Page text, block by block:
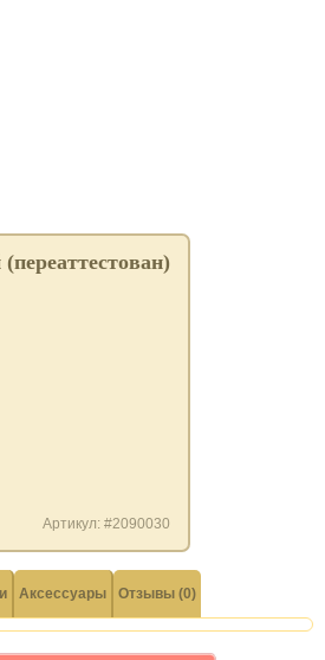
Артикул: #2090030
Аксессуары Отзывы (0)